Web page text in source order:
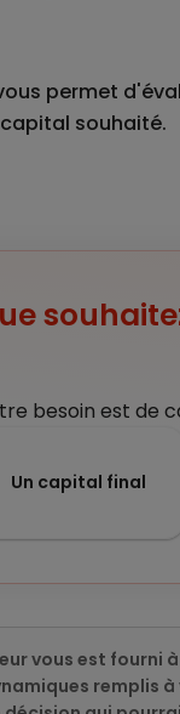
permet
souhaité.
besoin est de
Un capital final
vous est fourni
remplis